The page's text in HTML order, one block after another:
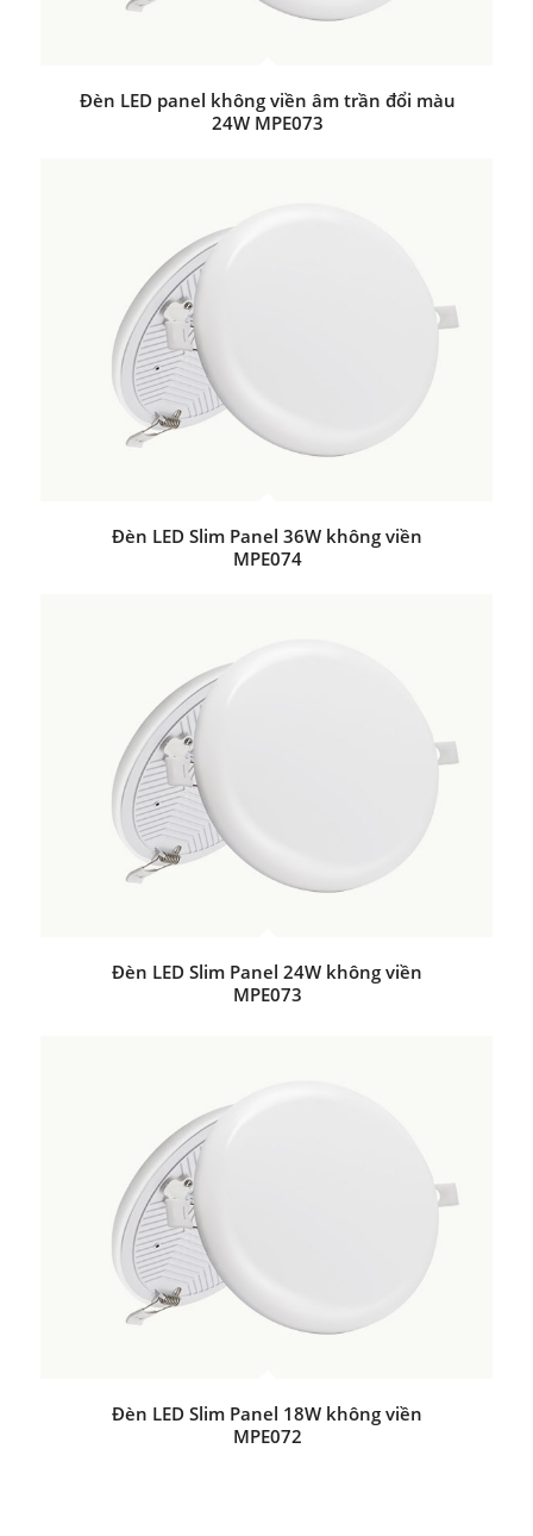
Đèn LED panel không viền âm trần đổi màu
24W MPE073
Đèn LED Slim Panel 36W không viền
MPE074
Đèn LED Slim Panel 24W không viền
MPE073
Đèn LED Slim Panel 18W không viền
MPE072